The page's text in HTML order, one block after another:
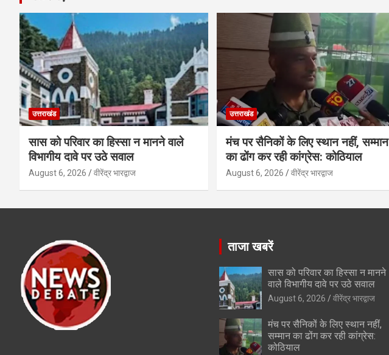
उत्तराखंड
सास को परिवार का हिस्सा न मानने वाले
विभागीय दावे पर उठे सवाल
August 6, 2026 वीरेंद्र भारद्वाज
उत्तराखंड
मंच पर सैनिकों के लिए स्थान नहीं, सम्मान
का ढोंग कर रही कांग्रेस: कोठियाल
August 6, 2026 वीरेंद्र भारद्वाज
ताजा खबरें
सास को परिवार का हिस्सा न मानने
वाले विभागीय दावे पर उठे सवाल
August 6, 2026 वीरेंद्र भारद्वाज
मंच पर सैनिकों के लिए स्थान नहीं,
सम्मान का ढोंग कर रही कांग्रेस:
कोठियाल